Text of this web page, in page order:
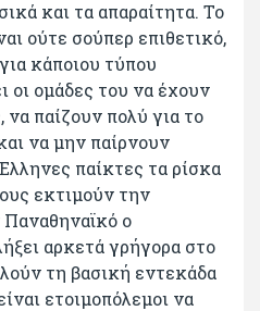
και τα απαραίτητα. Το
ούτε σούπερ επιθετικό,
κάποιου τύπου
οι ομάδες του να έχουν
παίζουν πολύ για το
να μην παίρνουν
παίκτες τα ρίσκα
εκτιμούν την
ο
αρκετά γρήγορα στο
τη βασική εντεκάδα
ετοιμοπόλεμοι να